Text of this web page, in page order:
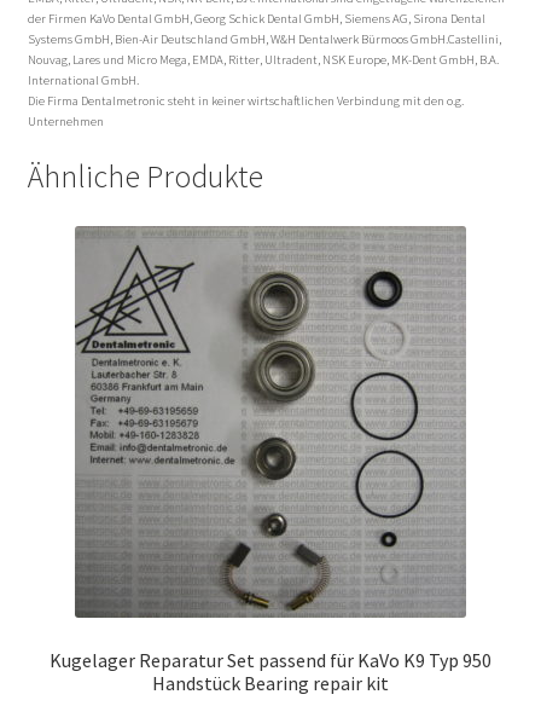
der Firmen KaVo Dental GmbH, Georg Schick Dental GmbH, Siemens AG, Sirona Dental
Systems GmbH, Bien-Air Deutschland GmbH, W&H Dentalwerk Bürmoos GmbH.Castellini,
Nouvag, Lares und Micro Mega, EMDA, Ritter, Ultradent, NSK Europe, MK-Dent GmbH, B.A.
International GmbH.
Die Firma Dentalmetronic steht in keiner wirtschaftlichen Verbindung mit den o.g.
Unternehmen
Ähnliche Produkte
Kugelager Reparatur Set passend für KaVo K9 Typ 950
Handstück Bearing repair kit